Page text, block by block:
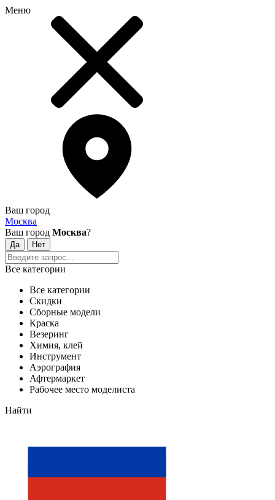
Меню
Ваш город
Москва
Ваш город Москва?
Все категории
Все категории
Скидки
Сборные модели
Краска
Везеринг
Химия, клей
Инструмент
Аэрография
Афтермаркет
Рабочее место моделиста
Найти